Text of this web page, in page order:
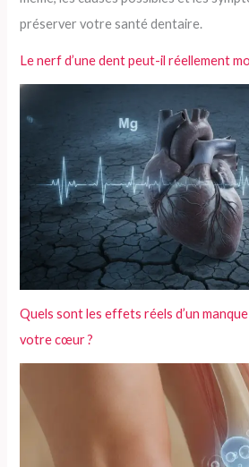
Le nerf d’une dent peut-il réellement
Quels sont les effets réels d’un
votre cœur ?